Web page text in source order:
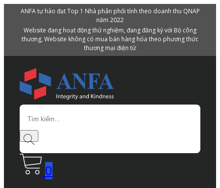
ANFA tự hào đạt Top 1 Nhà phân phối tính theo doanh thu QNAP
năm 2022
Website đang hoạt động thử nghiệm, đang đăng ký với Bộ công
thương, Website không có mua bán hàng hóa theo phương thức
thương mại điện tử
Search
0